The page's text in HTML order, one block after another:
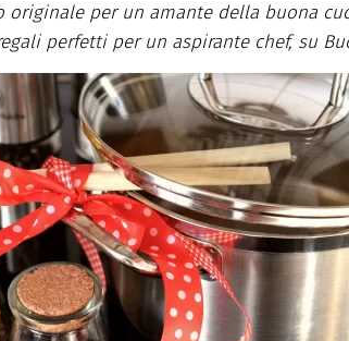
Bevande
Natale
San Valentino
originale per un amante della buona
perfetti per un aspirante chef, su